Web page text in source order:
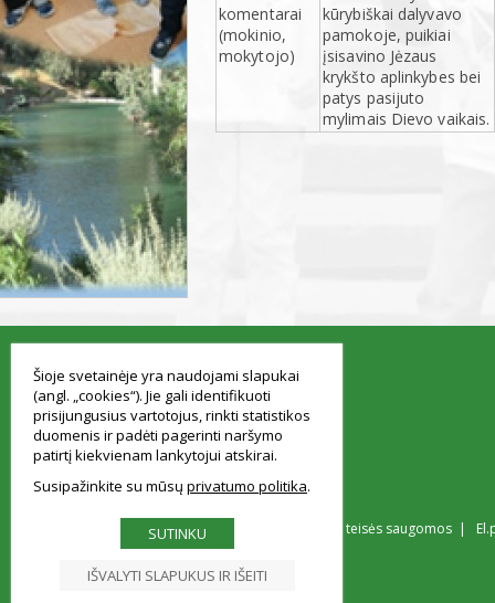
komentarai
(mokinio,
mokytojo)
kūrybiškai dalyvavo
pamokoje, puikiai
įsisavino Jėzaus
krykšto aplinkybes bei
patys pasijuto
mylimais Dievo vaikais.
© Vilniaus Simono Konarskio gimnazija Visos teisės saugomos |
Šioje svetainėje yra naudojami slapukai
(angl. „cookies“). Jie gali identifikuoti
prisijungusius vartotojus, rinkti statistikos
duomenis ir padėti pagerinti naršymo
patirtį kiekvienam lankytojui atskirai.
Susipažinkite su mūsų privatumo politika
SUTINKU
IŠVALYTI SLAPUKUS IR IŠEITI